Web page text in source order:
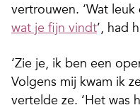
vertrouwen. ‘Wat leuk
wat je fijn vindt’, had
‘Zie je, ik ben een
Volgens mij kwam ik
vertelde ze. ‘Het was